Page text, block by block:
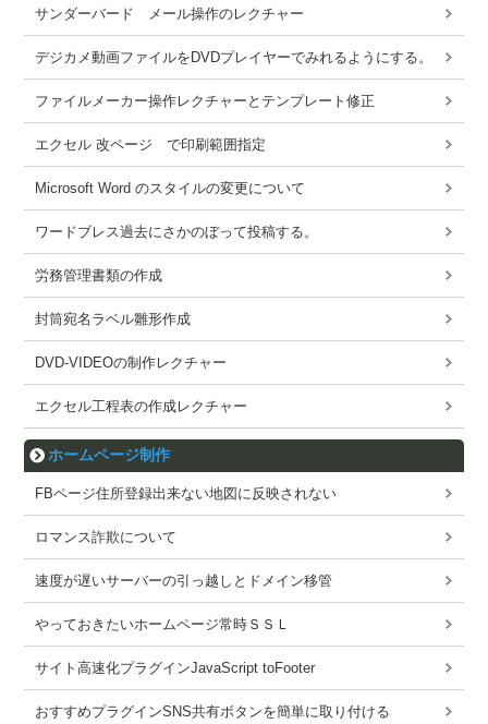
サンダーバード メール操作のレクチャー
デジカメ動画ファイルをDVDプレイヤーでみれるようにする。
ファイルメーカー操作レクチャーとテンプレート修正
エクセル 改ページ で印刷範囲指定
Microsoft Word のスタイルの変更について
ワードブレス過去にさかのぼって投稿する。
労務管理書類の作成
封筒宛名ラベル雛形作成
DVD-VIDEOの制作レクチャー
エクセル工程表の作成レクチャー
ホームページ制作
FBページ住所登録出来ない地図に反映されない
ロマンス詐欺について
速度が遅いサーバーの引っ越しとドメイン移管
やっておきたいホームページ常時ＳＳＬ
サイト高速化プラグインJavaScript toFooter
おすすめプラグインSNS共有ボタンを簡単に取り付ける